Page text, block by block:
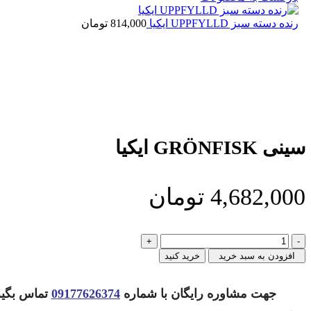
رنده دسته سبز UPPFYLLD ايكيا 814,000 تومان
سینی GRÖNFISK ایکیا
4,682,000 تومان
سینی
GRÖNFISK
ایکیا
افزودن به سبد خرید خرید کنید
جهت مشاوره رایگان با شماره09177626374 تماس